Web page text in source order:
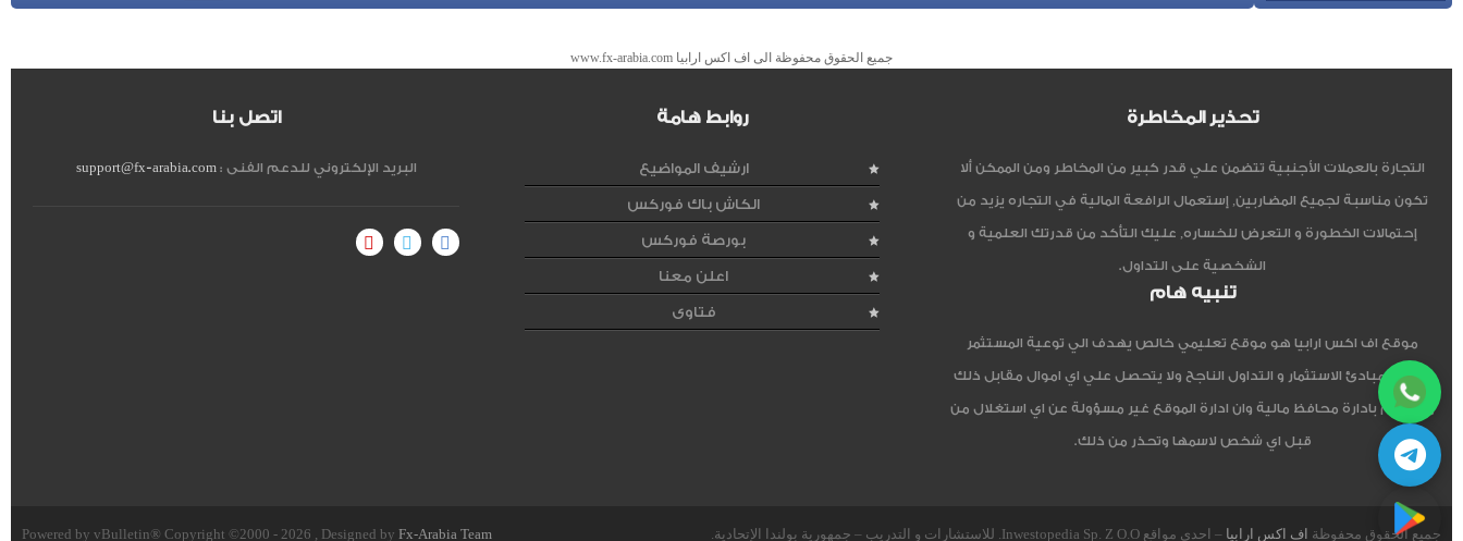
جميع الحقوق محفوظة الى اف اكس ارابيا www.fx-arabia.com
تحذير المخاطرة
التجارة بالعملات الأجنبية تتضمن علي قدر كبير من المخاطر ومن الممكن ألا
تكون مناسبة لجميع المضاربين, إستعمال الرافعة المالية في التجاره يزيد من
إحتمالات الخطورة و التعرض للخساره, عليك التأكد من قدرتك العلمية و
الشخصية على التداول.
تنبيه هام
موقع اف اكس ارابيا هو موقع تعليمي خالص يهدف الي توعية المستثمر
العربي مبادئ الاستثمار و التداول الناجح ولا يتحصل علي اي اموال مقابل ذلك
ولا يقوم بادارة محافظ مالية وان ادارة الموقع غير مسؤولة عن اي استغلال من
قبل اي شخص لاسمها وتحذر من ذلك.
روابط هامة
ارشيف المواضيع
الكاش باك فوركس
بورصة فوركس
اعلن معنا
فتاوى
اتصل بنا
البريد الإلكتروني للدعم الفنى :support@fx-arabia.com
جميع الحقوق محفوظة اف اكس ارابيا – احدى مواقع Inwestopedia Sp. Z O.O. للاستشارات و التدريب – جمهورية بولندا الإتحادية. Powered by vBulletin® Copyright ©2000 - 2026 , Designed by Fx-Arabia Team